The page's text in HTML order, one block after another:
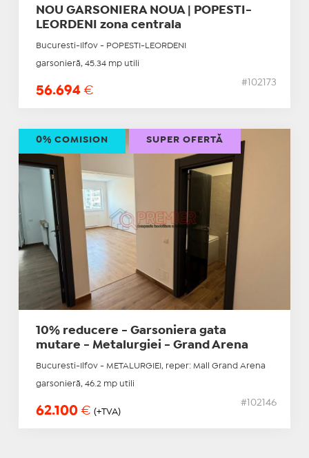
NOU GARSONIERA NOUA | POPESTI-
LEORDENI zona centrala
Bucuresti-Ilfov - POPESTI-LEORDENI
garsonieră, 45.34 mp utili
56.694 €
#102173
10% reducere - Garsoniera gata
mutare - Metalurgiei - Grand Arena
Bucuresti-Ilfov - METALURGIEI, reper: Mall Grand Arena
garsonieră, 46.2 mp utili
62.100 € (+TVA)
#102146
0% COMISION SUPER OFERTĂ